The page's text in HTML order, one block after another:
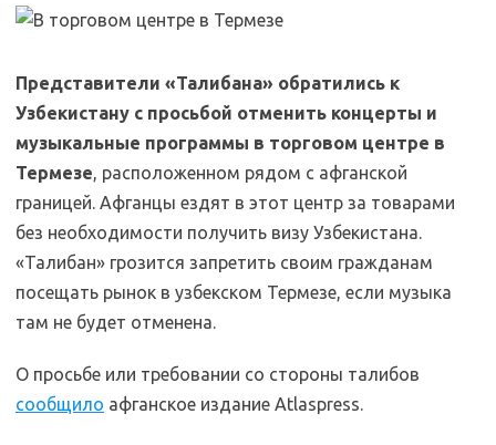
Представители «Талибана» обратились к
Узбекистану с просьбой отменить концерты и
музыкальные программы в торговом центре в
Термезе, расположенном рядом с афганской
границей. Афганцы ездят в этот центр за товарами
без необходимости получить визу Узбекистана.
«Талибан» грозится запретить своим гражданам
посещать рынок в узбекском Термезе, если музыка
там не будет отменена.
О просьбе или требовании со стороны талибов
сообщило афганское издание Atlaspress.